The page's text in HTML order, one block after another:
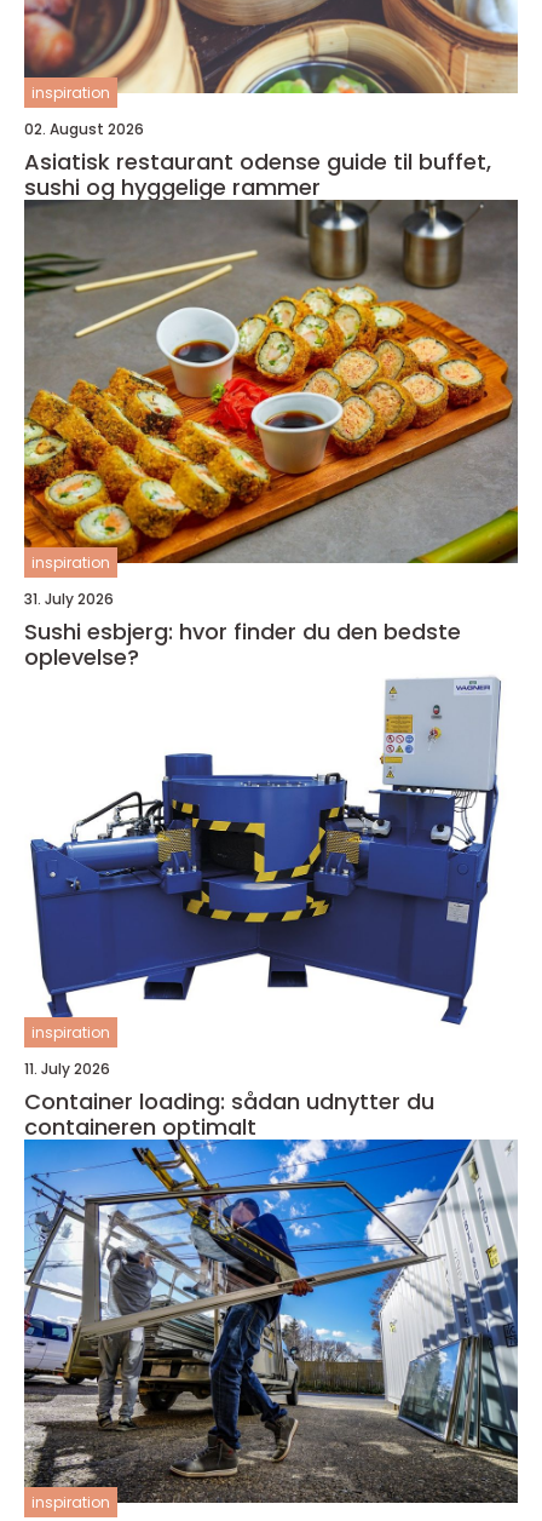
inspiration
02. August 2026
Asiatisk restaurant odense guide til buffet,
sushi og hyggelige rammer
inspiration
31. July 2026
Sushi esbjerg: hvor finder du den bedste
oplevelse?
inspiration
11. July 2026
Container loading: sådan udnytter du
containeren optimalt
inspiration